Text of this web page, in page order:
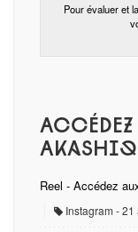
Pour évaluer et
Reel - Accédez
Instagram 21